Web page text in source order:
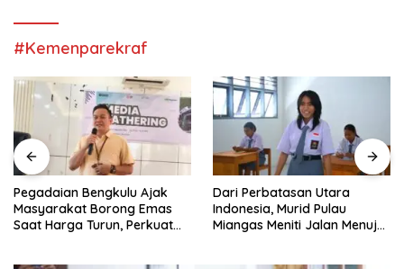
#Kemenparekraf
Pegadaian Bengkulu Ajak
Masyarakat Borong Emas
Saat Harga Turun, Perkuat
Dari Perbatasan Utara
Indonesia, Murid Pulau
Miangas Meniti Jalan Menuju